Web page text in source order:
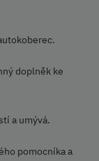
doplněk ke
a umývá.
pomocníka a